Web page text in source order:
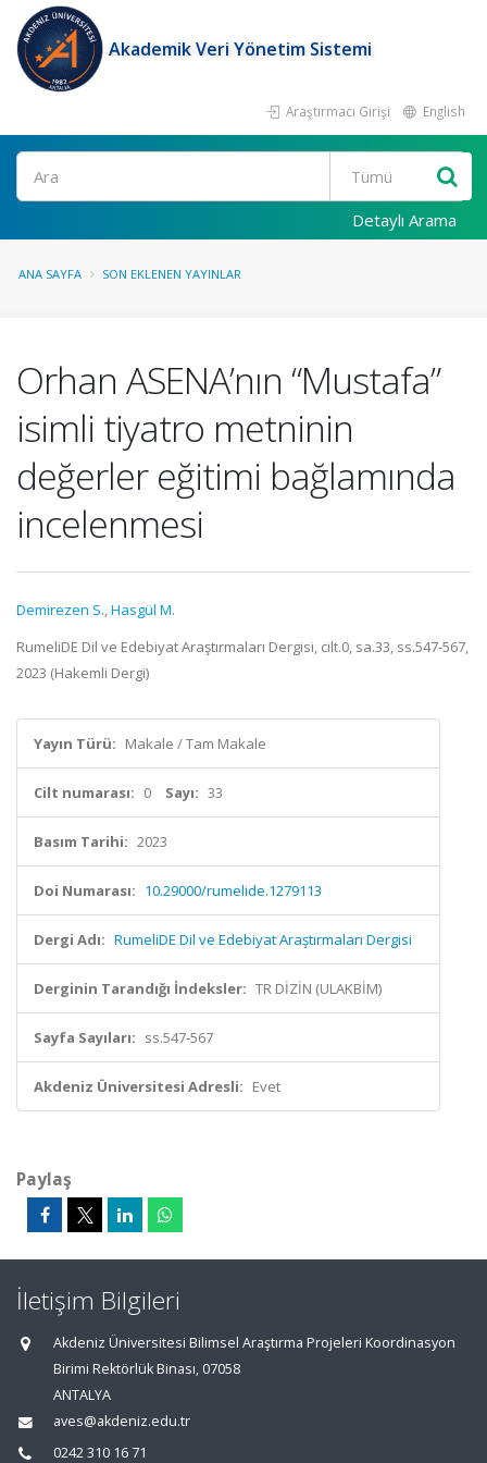
Akademik Veri Yönetim Sistemi
Araştırmacı Girişi English
Ara
Detaylı Arama
ANA SAYFA SON EKLENEN YAYINLAR
Orhan ASENA’nın “Mustafa”
isimli tiyatro metninin
değerler eğitimi bağlamında
incelenmesi
Demirezen S.,Hasgül M.
RumeliDE Dil ve Edebiyat Araştırmaları Dergisi, cilt.0, sa.33, ss.547-567,
2023 (Hakemli Dergi)
Yayın Türü: Makale / Tam Makale
Cilt numarası: 0 Sayı: 33
Basım Tarihi: 2023
Doi Numarası: 10.29000/rumelide.1279113
Dergi Adı: RumeliDE Dil ve Edebiyat Araştırmaları Dergisi
Derginin Tarandığı İndeksler: TR DİZİN (ULAKBİM)
Sayfa Sayıları: ss.547-567
Akdeniz Üniversitesi Adresli: Evet
Paylaş
İletişim Bilgileri
Akdeniz Üniversitesi Bilimsel Araştırma Projeleri Koordinasyon
Birimi Rektörlük Binası, 07058
ANTALYA
aves@akdeniz.edu.tr
0242 310 16 71